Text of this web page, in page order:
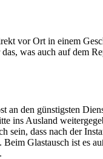
vor Ort in einem
was auch auf dem
an den günstigsten
ins Ausland
sein, dass nach der
Glastausch ist es